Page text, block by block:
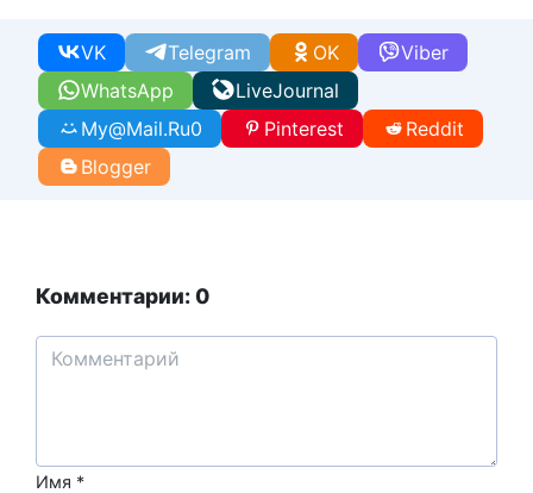
WhatsApp
VK Telegram Viber
OK
LiveJournal
My@Mail.Ru0 Pinterest
Reddit
Blogger
Комментарии: 0
Имя *